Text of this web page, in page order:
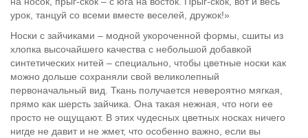
урок, танцуй со всеми вместе веселей, дружок!»
Носки с зайчиками – модной укороченной формы, сшиты из
хлопка высочайшего качества с небольшой добавкой
синтетических нитей – специально, чтобы цветные носки как
можно дольше сохраняли свой великолепный
первоначальный вид. Ткань получается невероятно мягкая,
прямо как шерсть зайчика. Она такая нежная, что ноги ее
просто не ощущают. В этих чудесных цветных носках ничего
нигде не давит и не жмет, что особенно важно, если вы